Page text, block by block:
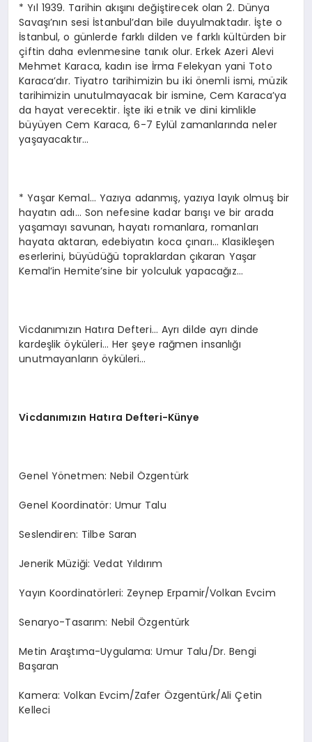
* Yıl 1939. Tarihin akışını değiştirecek olan 2. Dünya
Savaşı’nın sesi İstanbul’dan bile duyulmaktadır. İşte o
İstanbul, o günlerde farklı dilden ve farklı kültürden bir
çiftin daha evlenmesine tanık olur. Erkek Azeri Alevi
Mehmet Karaca, kadın ise İrma Felekyan yani Toto
Karaca’dır. Tiyatro tarihimizin bu iki önemli ismi, müzik
tarihimizin unutulmayacak bir ismine, Cem Karaca’ya
da hayat verecektir. İşte iki etnik ve dini kimlikle
büyüyen Cem Karaca, 6-7 Eylül zamanlarında neler
yaşayacaktır…
* Yaşar Kemal… Yazıya adanmış, yazıya layık olmuş bir
hayatın adı… Son nefesine kadar barışı ve bir arada
yaşamayı savunan, hayatı romanlara, romanları
hayata aktaran, edebiyatın koca çınarı… Klasikleşen
eserlerini, büyüdüğü topraklardan çıkaran Yaşar
Kemal’in Hemite’sine bir yolculuk yapacağız…
Vicdanımızın Hatıra Defteri… Ayrı dilde ayrı dinde
kardeşlik öyküleri… Her şeye rağmen insanlığı
unutmayanların öyküleri…
Vicdanımızın Hatıra Defteri-Künye
Genel Yönetmen: Nebil Özgentürk
Genel Koordinatör: Umur Talu
Seslendiren: Tilbe Saran
Jenerik Müziği: Vedat Yıldırım
Yayın Koordinatörleri: Zeynep Erpamir/Volkan Evcim
Senaryo-Tasarım: Nebil Özgentürk
Metin Araştıma-Uygulama: Umur Talu/Dr. Bengi
Başaran
Kamera: Volkan Evcim/Zafer Özgentürk/Ali Çetin
Kelleci